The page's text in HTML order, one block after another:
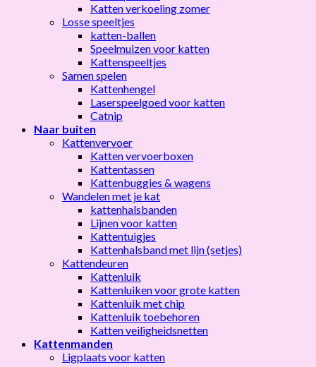
Katten verkoeling zomer
Losse speeltjes
katten-ballen
Speelmuizen voor katten
Kattenspeeltjes
Samen spelen
Kattenhengel
Laserspeelgoed voor katten
Catnip
Naar buiten
Kattenvervoer
Katten vervoerboxen
Kattentassen
Kattenbuggies & wagens
Wandelen met je kat
kattenhalsbanden
Lijnen voor katten
Kattentuigjes
Kattenhalsband met lijn (setjes)
Kattendeuren
Kattenluik
Kattenluiken voor grote katten
Kattenluik met chip
Kattenluik toebehoren
Katten veiligheidsnetten
Kattenmanden
Ligplaats voor katten